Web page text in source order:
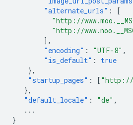
"alternate_urls" :
[
"http://
"http://
],
"encoding" : "UTF-8" ,
"is_default" :
true
},
"startup_pages" : [ "http://
},
"default_locale" : "de" ,
...
}